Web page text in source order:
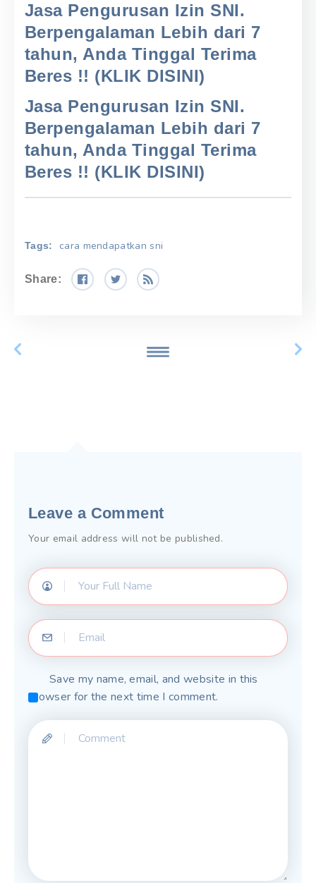
Jasa Pengurusan Izin SNI.
Berpengalaman Lebih dari 7
tahun, Anda Tinggal Terima
Beres !! (KLIK DISINI)
Jasa Pengurusan Izin SNI.
Berpengalaman Lebih dari 7
tahun, Anda Tinggal Terima
Beres !! (KLIK DISINI)
Tags: cara mendapatkan sni
Share:
Leave a Comment
Your email address will not be published.
Save my name, email, and website in this
browser for the next time I comment.